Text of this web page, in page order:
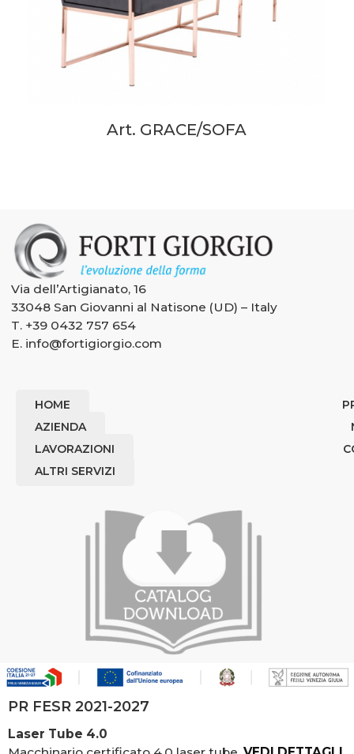
Art. GRACE/SOFA
Via dell’Artigianato, 16
33048 San Giovanni al Natisone (UD) – Italy
T. +39 0432 757 654
E. info@fortigiorgio.com
HOME
AZIENDA
LAVORAZIONI
ALTRI SERVIZI
PR FESR 2021-2027
Laser Tube 4.0